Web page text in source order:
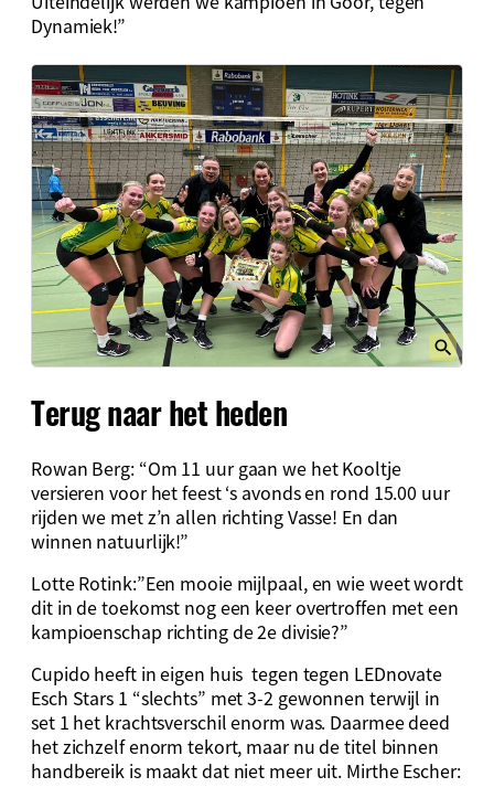
Dynamiek!”
Terug naar het heden
Rowan Berg: “Om 11 uur gaan we het Kooltje
versieren voor het feest ‘s avonds en rond 15.00 uur
rijden we met z’n allen richting Vasse! En dan
winnen natuurlijk!”
Lotte Rotink:”Een mooie mijlpaal, en wie weet wordt
dit in de toekomst nog een keer overtroffen met een
kampioenschap richting de 2e divisie?”
Cupido heeft in eigen huis tegen tegen LEDnovate
Esch Stars 1 “slechts” met 3-2 gewonnen terwijl in
set 1 het krachtsverschil enorm was. Daarmee deed
het zichzelf enorm tekort, maar nu de titel binnen
handbereik is maakt dat niet meer uit. Mirthe Escher: